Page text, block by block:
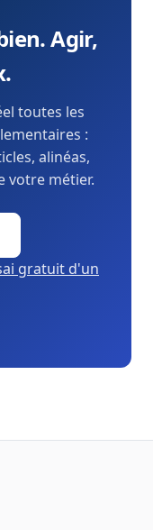
Agir,
toutes les
:
alinéas,
votre métier.
gratuit d'un